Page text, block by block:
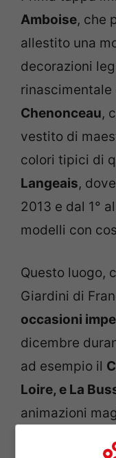
Amboise, che
allestito una
decorazioni
rinascimentale
Chenonceau,
vestito di
colori tipici di
Langeais,
2013 e dal 1°
modelli con
Questo luogo,
Giardini di
occasioni
dicembre
ad esempio il
Loire, e La
animazioni